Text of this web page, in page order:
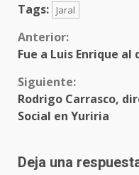
Tags: Jaral
Sigue
Anterior:
Fue a Luis Enrique
Siguiente:
Rodrigo Carrasco,
Social en Yuriria
Deja una